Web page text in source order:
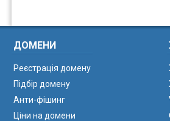
ДОМЕНИ
Реєстрація домену
Підбір домену
Анти-фішинг
Ціни на домени